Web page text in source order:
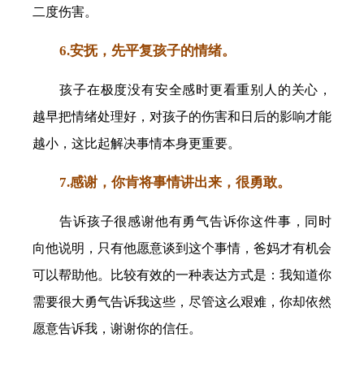
二度伤害。
6.安抚，先平复孩子的情绪。
孩子在极度没有安全感时更看重别人的关心，
越早把情绪处理好，对孩子的伤害和日后的影响才能
越小，这比起解决事情本身更重要。
7.感谢，你肯将事情讲出来，很勇敢。
告诉孩子很感谢他有勇气告诉你这件事，同时
向他说明，只有他愿意谈到这个事情，爸妈才有机会
可以帮助他。比较有效的一种表达方式是：我知道你
需要很大勇气告诉我这些，尽管这么艰难，你却依然
愿意告诉我，谢谢你的信任。